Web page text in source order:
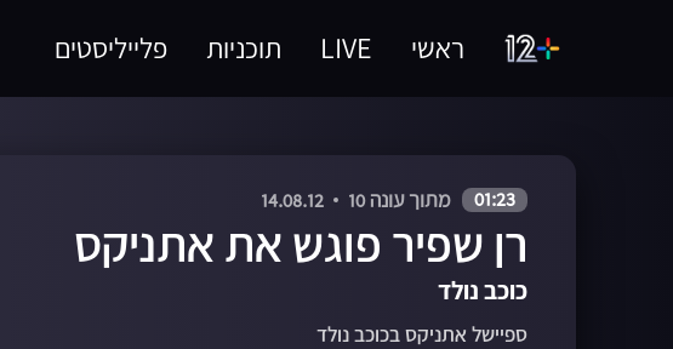
ראשי LIVE תוכניות פלייליסטים
01:23 מתוך עונה 10 14.08.12
רן שפיר פוגש את אתניקס
כוכב נולד
ספיישל אתניקס בכוכב נולד